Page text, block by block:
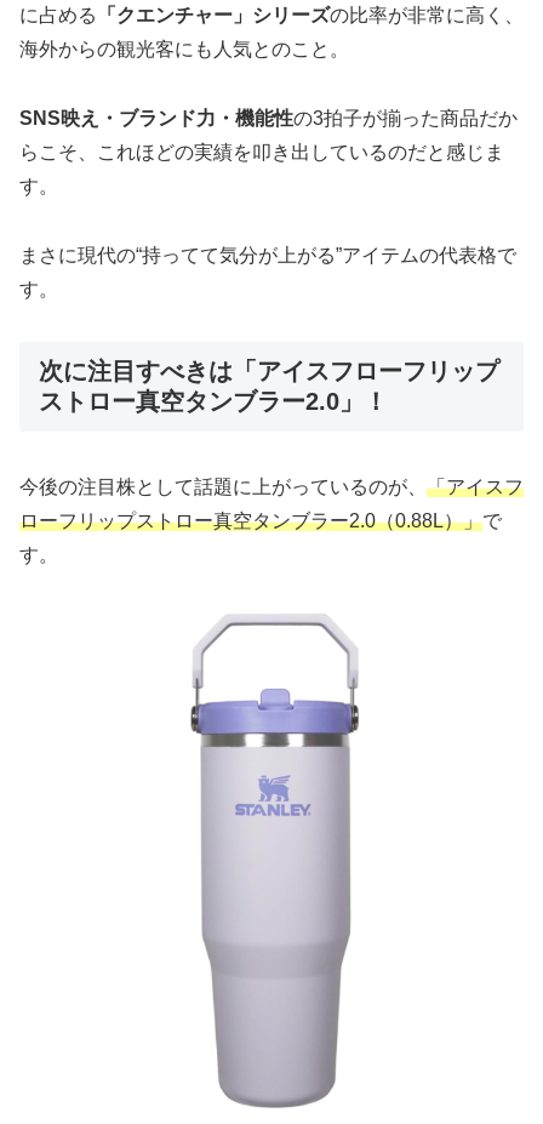
に占める
「クエンチャー」シリーズの比率が非常に高く、
海外からの観光客にも人気とのこと。
SNS映え・ブランド力・機能性の3拍子が揃った商品だか
らこそ、これほどの実績を叩き出しているのだと感じま
す。
まさに現代の“持ってて気分が上がる”アイテムの代表格で
す。
次に注目すべきは「アイスフローフリップ
ストロー真空タンブラー2.0」！
今後の注目株として話題に上がっているのが、 「アイスフ
ローフリップストロー真空タンブラー2.0（0.88L）」で
す。